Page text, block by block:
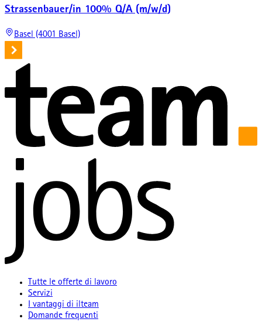
Strassenbauer/in 100% Q/A (m/w/d)
Basel (4001 Basel)
Tutte le offerte di lavoro
Servizi
I vantaggi di ilteam
Domande frequenti